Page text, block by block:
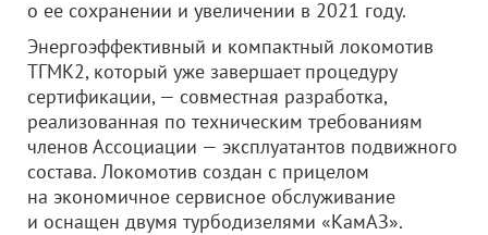
о ее сохранении и увеличении в 2021 году.
Энергоэффективный и компактный локомотив
ТГМК2, который уже завершает процедуру
сертификации, — совместная разработка,
реализованная по техническим требованиям
членов Ассоциации — эксплуатантов подвижного
состава. Локомотив создан с прицелом
на экономичное сервисное обслуживание
и оснащен двумя турбодизелями «КамАЗ».